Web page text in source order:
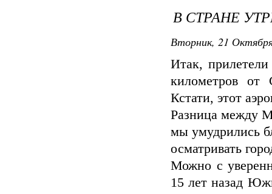
В СТРАНЕ
Вторник, 21
Итак,
километров от
Кстати, этот
Разница между
мы умудрились
осматривать
Можно с
15 лет назад